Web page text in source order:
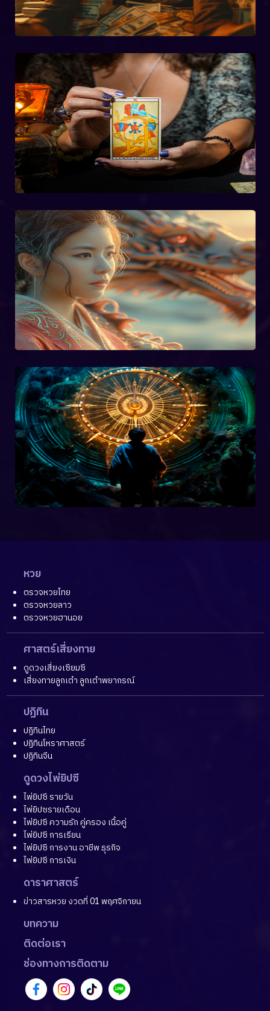
หวย
ตรวจหวยไทย
ตรวจหวยลาว
ตรวจหวยฮานอย
ศาสตร์เสี่ยงทาย
ดูดวงเสี่ยงเซียมซี
เสี่ยงทายลูกเต๋า ลูกเต๋าพยากรณ์
ปฏิทิน
ปฏิทินไทย
ปฏิทินโหราศาสตร์
ปฏิทินจีน
ดูดวงไพ่ยิปซี
ไพ่ยิปซี รายวัน
ไพ่ยิปซรายเดือน
ไพ่ยิปซี ความรัก คู่ครอง เนื้อคู่
ไพ่ยิปซี การเรียน
ไพ่ยิปซี การงาน อาชีพ ธุรกิจ
ไพ่ยิปซี การเงิน
ดาราศาสตร์
ข่าวสารหวย งวดที่ 01 พฤศจิกายน
บทความ
ติดต่อเรา
ช่องทางการติดตาม